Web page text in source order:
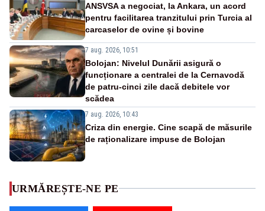
ANSVSA a negociat, la Ankara, un acord
pentru facilitarea tranzitului prin Turcia al
carcaselor de ovine și bovine
7 aug. 2026, 10:51
Bolojan: Nivelul Dunării asigură o
funcționare a centralei de la Cernavodă
de patru-cinci zile dacă debitele vor
scădea
7 aug. 2026, 10:43
Criza din energie. Cine scapă de măsurile
de raționalizare impuse de Bolojan
URMĂREȘTE-NE PE